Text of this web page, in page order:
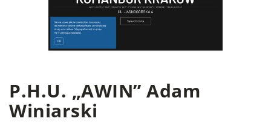
P.H.U. „AWIN” Adam
Winiarski